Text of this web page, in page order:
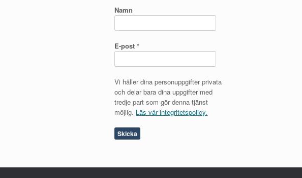
Namn
E-post*
Vi håller dina personuppgifter privata
och delar bara dina uppgifter med
tredje part som gör denna tjänst
möjlig. Läs vår integritetspolicy.